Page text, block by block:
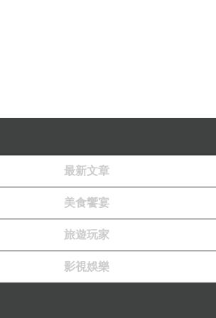
時候應該會用手機簡訊通知。
有收到簡訊對嗎？並且確認金額
最新文章
美食饗宴
旅遊玩家
影視娛樂